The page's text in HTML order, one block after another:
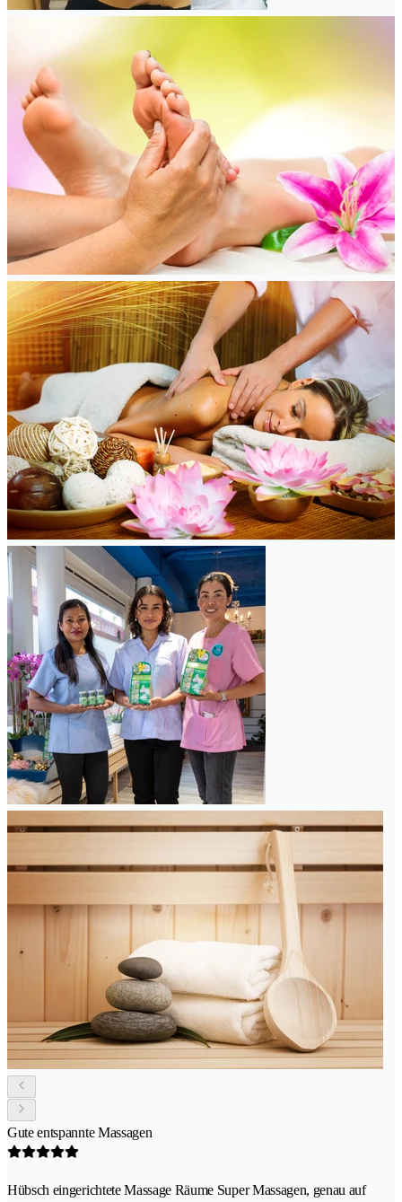
Gute entspannte Massagen
Hübsch eingerichtete Massage Räume Super Massagen, genau auf